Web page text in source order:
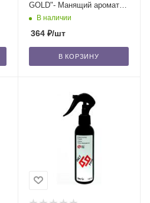
GOLD"- Манящий аромат
страсти и богатства/24
В наличии
364₽/шт
В КОРЗИНУ